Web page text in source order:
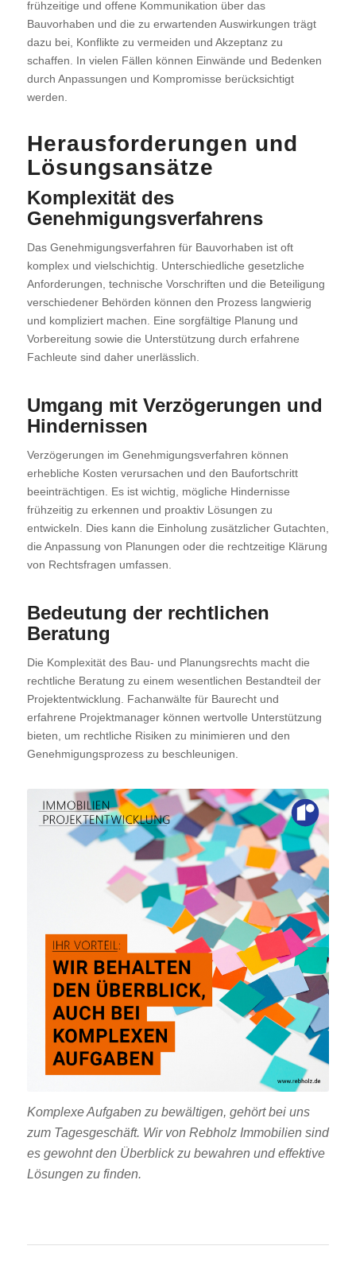
frühzeitige und offene Kommunikation über das
Bauvorhaben und die zu erwartenden Auswirkungen trägt
dazu bei, Konflikte zu vermeiden und Akzeptanz zu
schaffen. In vielen Fällen können Einwände und Bedenken
durch Anpassungen und Kompromisse berücksichtigt
werden.
Herausforderungen und
Lösungsansätze
Komplexität des
Genehmigungsverfahrens
Das Genehmigungsverfahren für Bauvorhaben ist oft
komplex und vielschichtig. Unterschiedliche gesetzliche
Anforderungen, technische Vorschriften und die Beteiligung
verschiedener Behörden können den Prozess langwierig
und kompliziert machen. Eine sorgfältige Planung und
Vorbereitung sowie die Unterstützung durch erfahrene
Fachleute sind daher unerlässlich.
Umgang mit Verzögerungen und
Hindernissen
Verzögerungen im Genehmigungsverfahren können
erhebliche Kosten verursachen und den Baufortschritt
beeinträchtigen. Es ist wichtig, mögliche Hindernisse
frühzeitig zu erkennen und proaktiv Lösungen zu
entwickeln. Dies kann die Einholung zusätzlicher Gutachten,
die Anpassung von Planungen oder die rechtzeitige Klärung
von Rechtsfragen umfassen.
Bedeutung der rechtlichen
Beratung
Die Komplexität des Bau- und Planungsrechts macht die
rechtliche Beratung zu einem wesentlichen Bestandteil der
Projektentwicklung. Fachanwälte für Baurecht und
erfahrene Projektmanager können wertvolle Unterstützung
bieten, um rechtliche Risiken zu minimieren und den
Genehmigungsprozess zu beschleunigen.
Komplexe Aufgaben zu bewältigen, gehört bei uns
zum Tagesgeschäft. Wir von Rebholz Immobilien sind
es gewohnt den Überblick zu bewahren und effektive
Lösungen zu finden.